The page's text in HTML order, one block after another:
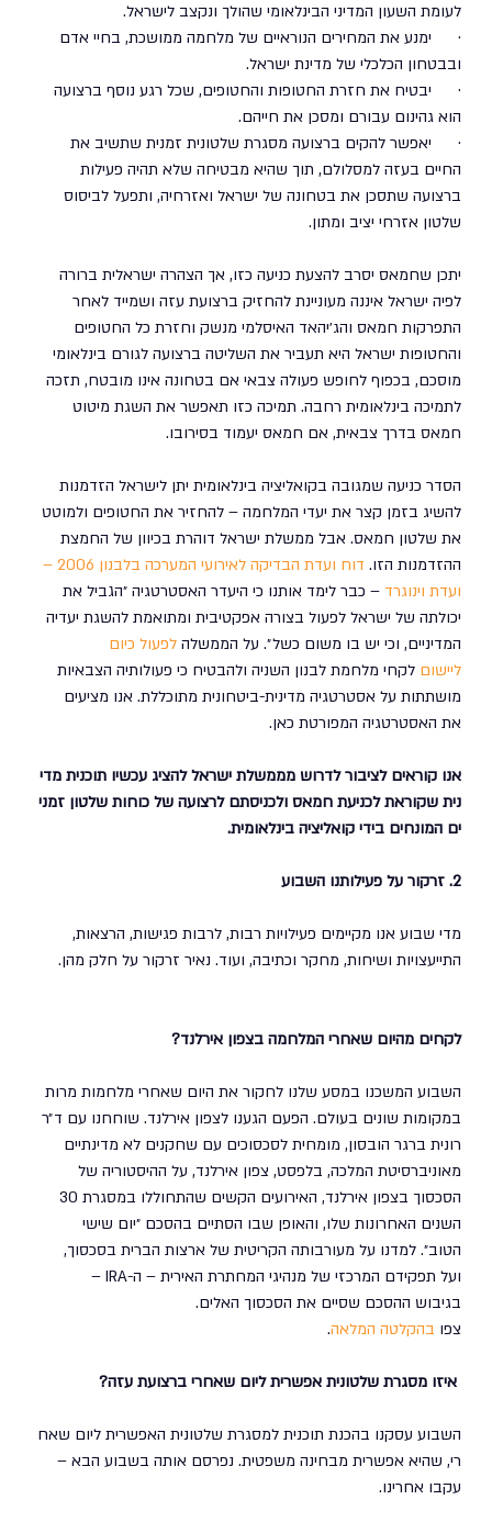
לעומת השעון המדיני הבינלאומי שהולך ונקצב לישראל.
·      ימנע את המחירים הנוראיים של מלחמה ממושכת, בחיי אדם
ובבטחון הכלכלי של מדינת ישראל.
·      יבטיח את חזרת החטופות והחטופים, שכל רגע נוסף ברצועה
הוא גהינום עבורם ומסכן את חייהם.
·      יאפשר להקים ברצועה מסגרת שלטונית זמנית שתשיב את
החיים בעזה למסלולם, תוך שהיא מבטיחה שלא תהיה פעילות
ברצועה שתסכן את בטחונה של ישראל ואזרחיה, ותפעל לביסוס
שלטון אזרחי יציב ומתון.
יתכן שחמאס יסרב להצעת כניעה כזו, אך הצהרה ישראלית ברורה
לפיה ישראל איננה מעוניינת להחזיק ברצועת עזה ושמייד לאחר
התפרקות חמאס והג׳יהאד האיסלמי מנשק וחזרת כל החטופים
והחטופות ישראל היא תעביר את השליטה ברצועה לגורם בינלאומי
מוסכם, בכפוף לחופש פעולה צבאי אם בטחונה אינו מובטח, תזכה
לתמיכה בינלאומית רחבה. תמיכה כזו תאפשר את השגת מיטוט
חמאס בדרך צבאית, אם חמאס יעמוד בסירובו.
הסדר כניעה שמגובה בקואליציה בינלאומית יתן לישראל הזדמנות
להשיג בזמן קצר את יעדי המלחמה – להחזיר את החטופים ולמוטט
את שלטון חמאס. אבל ממשלת ישראל דוהרת בכיוון של החמצת
ההזדמנות הזו.
דוח ועדת הבדיקה לאירועי המערכה בלבנון 2006 –
ועדת וינוגרד – כבר לימד אותנו כי היעדר האסטרטגיה ״הגביל את
יכולתה של ישראל לפעול בצורה אפקטיבית ומתואמת להשגת יעדיה
המדיניים, וכי יש בו משום כשל״. על הממשלה לפעול כיום
ליישום לקחי מלחמת לבנון השניה ולהבטיח כי פעולותיה הצבאיות
מושתתות על אסטרטגיה מדינית-ביטחונית מתוכללת. אנו מציעים
את האסטרטגיה המפורטת כאן.
אנו קוראים לציבור לדרוש מממשלת ישראל להציג עכשיו תוכנית מדי
נית שקוראת לכניעת חמאס ולכניסתם לרצועה של כוחות שלטון זמני
ים המונחים בידי קואליציה בינלאומית.
2. זרקור על פעילותנו השבוע
מדי שבוע אנו מקיימים פעילויות רבות, לרבות פגישות, הרצאות,
התייעצויות ושיחות, מחקר וכתיבה, ועוד. נאיר זרקור על חלק מהן.
לקחים מהיום שאחרי המלחמה בצפון אירלנד?
השבוע המשכנו במסע שלנו לחקור את היום שאחרי מלחמות מרות
במקומות שונים בעולם. הפעם הגענו לצפון אירלנד. שוחחנו עם ד״ר
רונית ברגר הובסון, מומחית לסכסוכים עם שחקנים לא מדינתיים
מאוניברסיטת המלכה, בלפסט, צפון אירלנד, על ההיסטוריה של
הסכסוך בצפון אירלנד, האירועים הקשים שהתחוללו במסגרת 30
השנים האחרונות שלו, והאופן שבו הסתיים בהסכם ״יום שישי
הטוב״. למדנו על מעורבותה הקריטית של ארצות הברית בסכסוך,
ועל תפקידם המרכזי של מנהיגי המחתרת האירית – ה-IRA –
בגיבוש ההסכם שסיים את הסכסוך האלים.
צפו בהקלטה המלאה.
איזו מסגרת שלטונית אפשרית ליום שאחרי ברצועת עזה?
השבוע עסקנו בהכנת תוכנית למסגרת שלטונית האפשרית ליום שאח
רי, שהיא אפשרית מבחינה משפטית. נפרסם אותה בשבוע הבא –
עקבו אחרינו.